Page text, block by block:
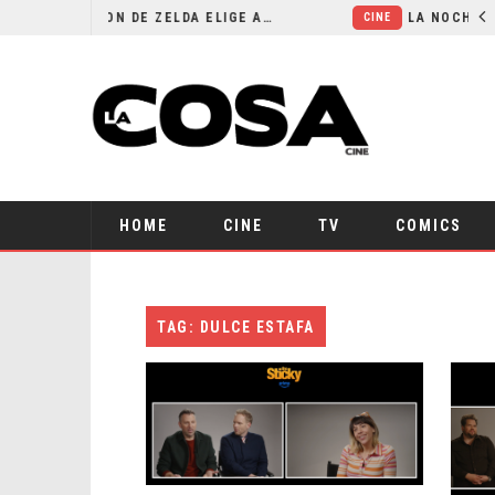
EL LIVE-ACTION DE ZELDA ELIGE A SU VILLANO
HOME CINE TV COMICS
TAG: DULCE ESTAFA